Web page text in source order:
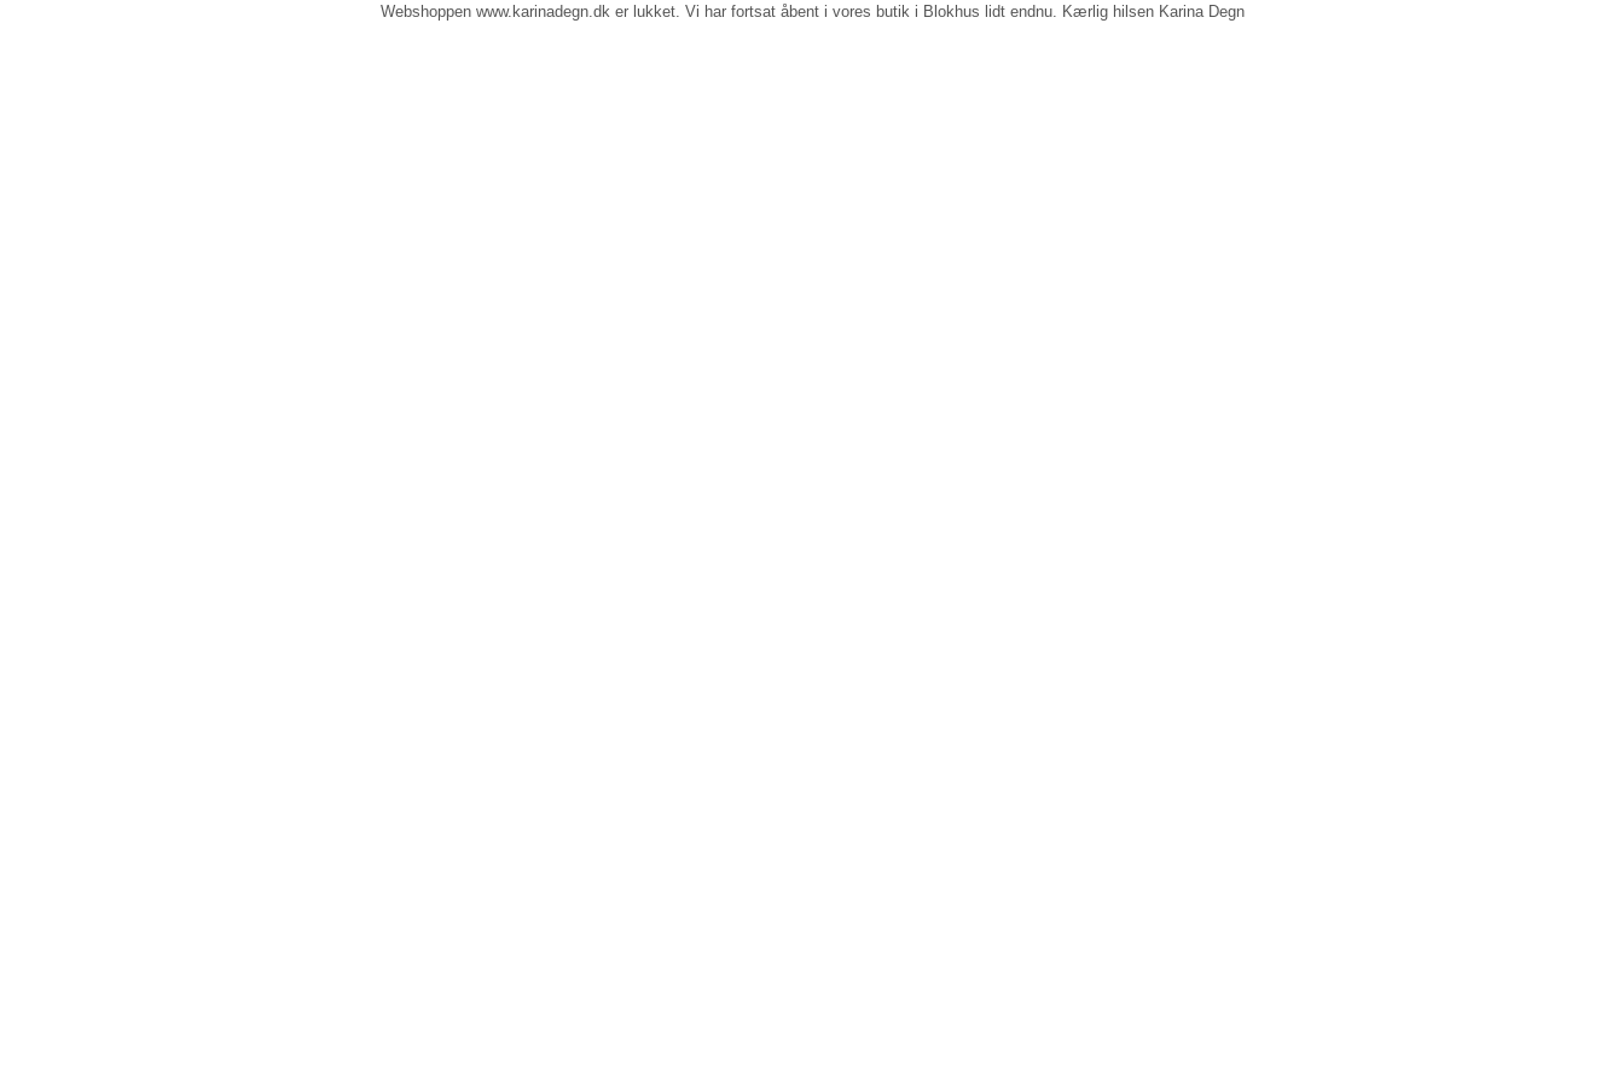
Webshoppen www.karinadegn.dk er lukket. Vi har fortsat åbent i vores butik i Blokhus lidt endnu. Kærlig hilsen Karina Degn